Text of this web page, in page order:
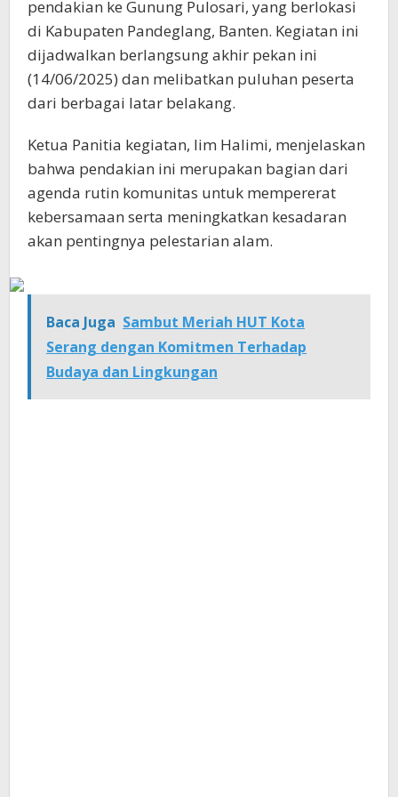
pendakian ke Gunung Pulosari, yang berlokasi
di Kabupaten Pandeglang, Banten. Kegiatan ini
dijadwalkan berlangsung akhir pekan ini
(14/06/2025) dan melibatkan puluhan peserta
dari berbagai latar belakang.
Ketua Panitia kegiatan, Iim Halimi, menjelaskan
bahwa pendakian ini merupakan bagian dari
agenda rutin komunitas untuk mempererat
kebersamaan serta meningkatkan kesadaran
akan pentingnya pelestarian alam.
Baca Juga Sambut Meriah HUT Kota
Serang dengan Komitmen Terhadap
Budaya dan Lingkungan